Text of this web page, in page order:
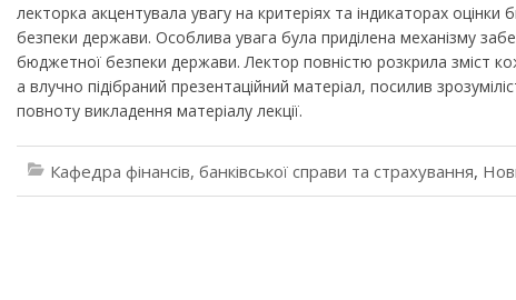
лекторка акцентувала увагу на критеріях та індикаторах оцінки
безпеки держави. Особлива увага була приділена механізму
бюджетної безпеки держави. Лектор повністю розкрила зміст
а влучно підібраний презентаційний матеріал, посилив
повноту викладення матеріалу лекції.
Кафедра фінансів, банківської справи та страхування,